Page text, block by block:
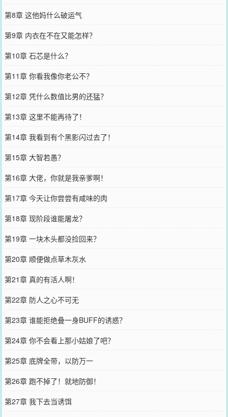
第8章 这他妈什么破运气
第9章 内衣在不在又能怎样？
第10章 石芯是什么？
第11章 你看我像你老公不？
第12章 凭什么数值比男的还猛？
第13章 这里不能再待了！
第14章 我看到有个黑影闪过去了！
第15章 大智若愚？
第16章 大佬，你就是我亲爹啊！
第17章 今天让你尝尝有咸味的肉
第18章 现阶段谁能屠龙？
第19章 一块木头都没捡回来？
第20章 顺便做点草木灰水
第21章 真的有活人啊！
第22章 防人之心不可无
第23章 谁能拒绝叠一身BUFF的诱惑？
第24章 你不会看上那小姑娘了吧？
第25章 底牌全带，以防万一
第26章 跑不掉了！就地防御！
第27章 我下去当诱饵